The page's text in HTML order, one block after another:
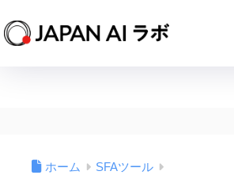
ホーム SFAツール